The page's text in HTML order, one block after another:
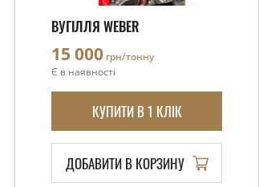
ВУГІЛЛЯ WEBER
15 000 грн/тонну
Є в наявності
КУПИТИ В 1 КЛІК
ДОБАВИТИ В КОРЗИНУ